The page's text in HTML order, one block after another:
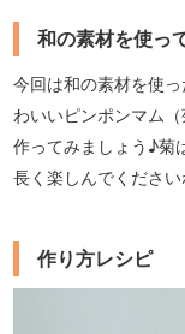
和の素材を使っ
今回は和の素材を使
わいいピンポンマム
作ってみましょう♪菊
長く楽しんでください
作り方レシピ